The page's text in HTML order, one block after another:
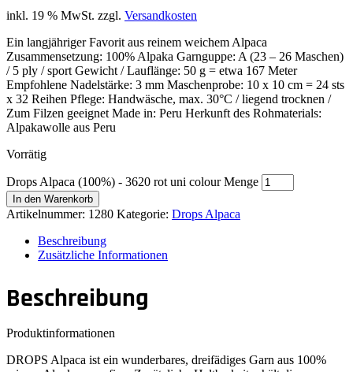
inkl. 19 % MwSt. zzgl. Versandkosten
Ein langjähriger Favorit aus reinem weichem Alpaca
Zusammensetzung: 100% Alpaka Garnguppe: A (23 – 26 Maschen)
/ 5 ply / sport Gewicht / Lauflänge: 50 g = etwa 167 Meter
Empfohlene Nadelstärke: 3 mm Maschenprobe: 10 x 10 cm = 24 sts
x 32 Reihen Pflege: Handwäsche, max. 30°C / liegend trocknen /
Zum Filzen geeignet Made in: Peru Herkunft des Rohmaterials:
Alpakawolle aus Peru
Vorrätig
Drops Alpaca (100%) - 3620 rot uni colour Menge
In den Warenkorb
Artikelnummer: 1280 Kategorie: Drops Alpaca
Beschreibung
Zusätzliche Informationen
Beschreibung
Produktinformationen
DROPS Alpaca ist ein wunderbares, dreifädiges Garn aus 100%